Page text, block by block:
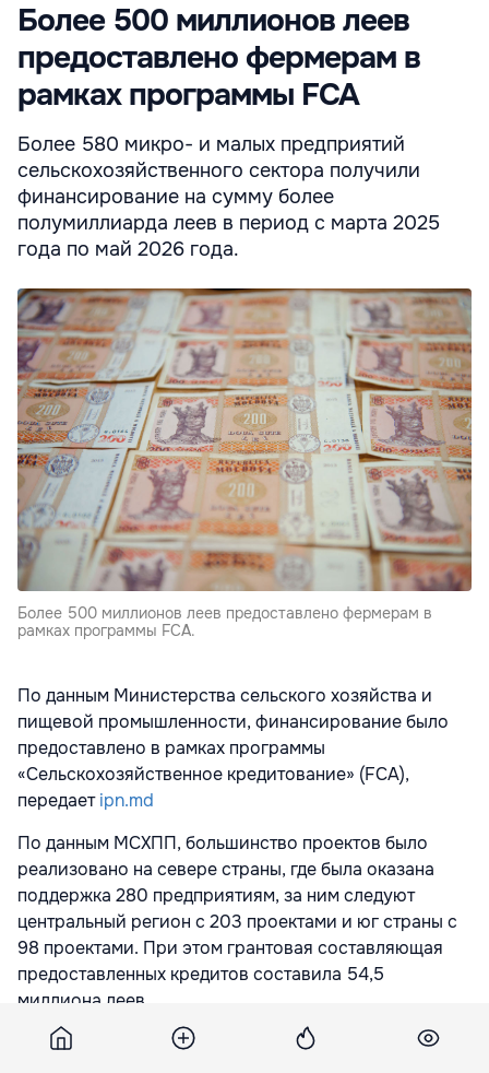
Более 500 миллионов леев
предоставлено фермерам в
рамках программы FCA
Более 580 микро- и малых предприятий
сельскохозяйственного сектора получили
финансирование на сумму более
полумиллиарда леев в период с марта 2025
года по май 2026 года.
Более 500 миллионов леев предоставлено фермерам в
рамках программы FCA.
По данным Министерства сельского хозяйства и
пищевой промышленности, финансирование было
предоставлено в рамках программы
«Сельскохозяйственное кредитование» (FCA),
передаетipn.md
По данным МСХПП, большинство проектов было
реализовано на севере страны, где была оказана
поддержка 280 предприятиям, за ним следуют
центральный регион с 203 проектами и юг страны с
98 проектами. При этом грантовая составляющая
предоставленных кредитов составила 54,5
миллиона леев.
МСХПП отмечает, что большая часть